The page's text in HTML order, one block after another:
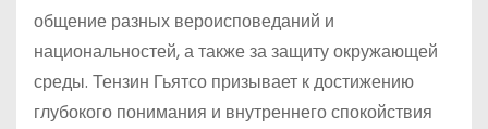
общение разных вероисповеданий и
национальностей, а также за защиту окружающей
среды. Тензин Гьятсо призывает к достижению
глубокого понимания и внутреннего спокойствия